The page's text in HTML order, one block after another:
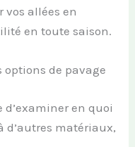
vos allées en
en toute saison.
options de pavage
d’examiner en quoi
d’autres matériaux,